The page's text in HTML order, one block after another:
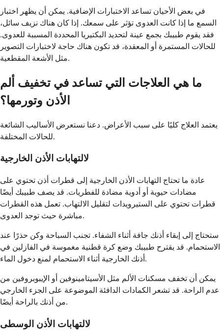
في بعض الأحيان تساعد الاختبارات الإضافية. يمكن أن يظهر اختبار
السمع ما إذا كانت العدوى تؤثر على سمعك. إذا كان هناك نزيف سائل،
فقد يقوم طبيبك بجمع عينة لتحديد البكتيريا المحددة المسببة للعدوى.
للحالات المستمرة أو المعقدة، قد تكون هناك حاجة لاختبارات التصوير
مثل الأشعة المقطعية.
ما هي العلاجات التي تساعد في تخفيف ألم
الأذن وتورمها؟
يعتمد العلاج كليًا على سبب الأعراض. دعنا نستعرض الأساليب الشائعة
للحالات المختلفة.
لالتهابات الأذن الخارجية
عادة ما تحتاج التهابات الأذن الخارجية إلى قطرات أذن تحتوي على
مضادات حيوية أو أدوية مضادة للفطريات. قد يصف طبيبك أيضًا
قطرات تحتوي على الستيرويدات لتقليل الالتهاب. تعمل هذه القطرات
مباشرة حيث توجد العدوى.
ستحتاج إلى إبقاء أذنك جافة أثناء الشفاء. تجنب السباحة وكن حذرًا عند
الاستحمام. قد يقترح طبيبك وضع كرة قطنية مغموسة في الفازلين في
أذنك الخارجية أثناء الاستحمام لمنع دخول الماء.
يمكن أن تخفف مسكنات الألم مثل الأسيتامينوفين أو الإيبوبروفين من
عدم الراحة. قد تشعر الكمادات الدافئة الموضوعة على الجزء الخارجي
من أذنك بالراحة أيضًا.
لالتهابات الأذن الوسطى